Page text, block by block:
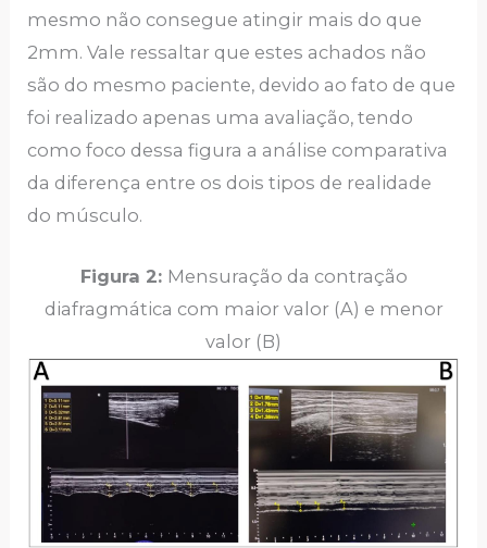
mesmo não consegue atingir mais do que
2mm. Vale ressaltar que estes achados não
são do mesmo paciente, devido ao fato de que
foi realizado apenas uma avaliação, tendo
como foco dessa figura a análise comparativa
da diferença entre os dois tipos de realidade
do músculo.
Figura 2: Mensuração da contração
diafragmática com maior valor (A) e menor
valor (B)